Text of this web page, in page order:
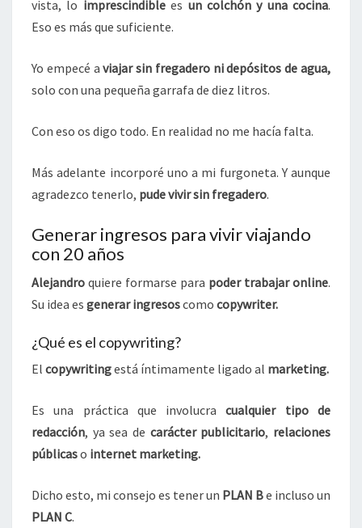
vista, lo imprescindiblees un colchón y una cocina.
Eso es más que suficiente.
Yo empecé aviajar sin fregadero ni depósitos de agua,
solo con una pequeña garrafa de diez litros.
Con eso os digo todo. En realidad no me hacía falta.
Más adelante incorporé uno a mi furgoneta. Y aunque
agradezco tenerlo, pude vivir sin fregadero.
Generar ingresos para vivir viajando
con 20 años
Alejandro quiere formarse para poder trabajar online.
Su idea es generar ingresoscomo copywriter.
¿Qué es el copywriting?
El copywritingestá íntimamente ligado al marketing.
Es una práctica que involucracualquier tipo de
redacción, ya sea de carácter publicitario, relaciones
públicaso internet marketing.
Dicho esto, mi consejo es tener un PLAN Be incluso un
PLAN C.